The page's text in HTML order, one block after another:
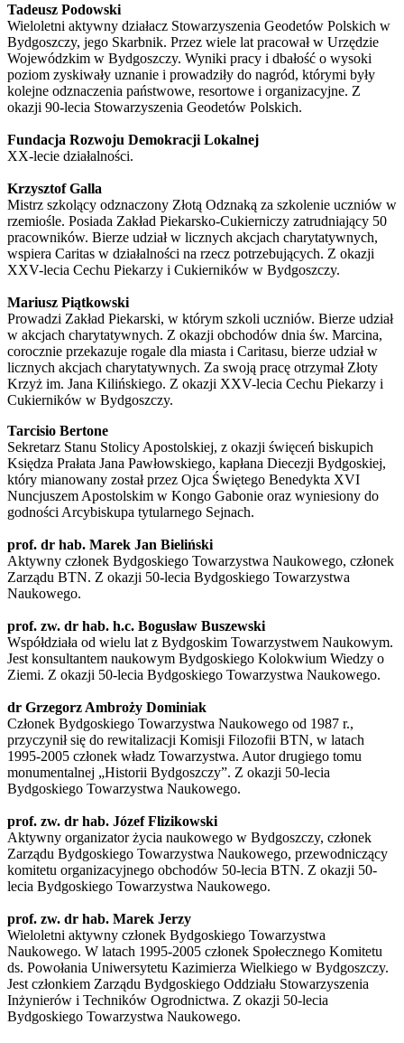
Tadeusz Podowski
Wieloletni aktywny działacz Stowarzyszenia Geodetów Polskich w
Bydgoszczy, jego Skarbnik. Przez wiele lat pracował w Urzędzie
Wojewódzkim w Bydgoszczy. Wyniki pracy i dbałość o wysoki
poziom zyskiwały uznanie i prowadziły do nagród, którymi były
kolejne odznaczenia państwowe, resortowe i organizacyjne. Z
okazji 90-lecia Stowarzyszenia Geodetów Polskich.
Fundacja Rozwoju Demokracji Lokalnej
XX-lecie działalności.
Krzysztof Galla
Mistrz szkolący odznaczony Złotą Odznaką za szkolenie uczniów w
rzemiośle. Posiada Zakład Piekarsko-Cukierniczy zatrudniający 50
pracowników. Bierze udział w licznych akcjach charytatywnych,
wspiera Caritas w działalności na rzecz potrzebujących. Z okazji
XXV-lecia Cechu Piekarzy i Cukierników w Bydgoszczy.
Mariusz Piątkowski
Prowadzi Zakład Piekarski, w którym szkoli uczniów. Bierze udział
w akcjach charytatywnych. Z okazji obchodów dnia św. Marcina,
corocznie przekazuje rogale dla miasta i Caritasu, bierze udział w
licznych akcjach charytatywnych. Za swoją pracę otrzymał Złoty
Krzyż im. Jana Kilińskiego. Z okazji XXV-lecia Cechu Piekarzy i
Cukierników w Bydgoszczy.
Tarcisio Bertone
Sekretarz Stanu Stolicy Apostolskiej, z okazji święceń biskupich
Księdza Prałata Jana Pawłowskiego, kapłana Diecezji Bydgoskiej,
który mianowany został przez Ojca Świętego Benedykta XVI
Nuncjuszem Apostolskim w Kongo Gabonie oraz wyniesiony do
godności Arcybiskupa tytularnego Sejnach.
prof. dr hab. Marek Jan Bieliński
Aktywny członek Bydgoskiego Towarzystwa Naukowego, członek
Zarządu BTN. Z okazji 50-lecia Bydgoskiego Towarzystwa
Naukowego.
prof. zw. dr hab. h.c. Bogusław Buszewski
Współdziała od wielu lat z Bydgoskim Towarzystwem Naukowym.
Jest konsultantem naukowym Bydgoskiego Kolokwium Wiedzy o
Ziemi. Z okazji 50-lecia Bydgoskiego Towarzystwa Naukowego.
dr Grzegorz Ambroży Dominiak
Członek Bydgoskiego Towarzystwa Naukowego od 1987 r.,
przyczynił się do rewitalizacji Komisji Filozofii BTN, w latach
1995-2005 członek władz Towarzystwa. Autor drugiego tomu
monumentalnej „Historii Bydgoszczy”. Z okazji 50-lecia
Bydgoskiego Towarzystwa Naukowego.
prof. zw. dr hab. Józef Flizikowski
Aktywny organizator życia naukowego w Bydgoszczy, członek
Zarządu Bydgoskiego Towarzystwa Naukowego, przewodniczący
komitetu organizacyjnego obchodów 50-lecia BTN. Z okazji 50-
lecia Bydgoskiego Towarzystwa Naukowego.
prof. zw. dr hab. Marek Jerzy
Wieloletni aktywny członek Bydgoskiego Towarzystwa
Naukowego. W latach 1995-2005 członek Społecznego Komitetu
ds. Powołania Uniwersytetu Kazimierza Wielkiego w Bydgoszczy.
Jest członkiem Zarządu Bydgoskiego Oddziału Stowarzyszenia
Inżynierów i Techników Ogrodnictwa. Z okazji 50-lecia
Bydgoskiego Towarzystwa Naukowego.